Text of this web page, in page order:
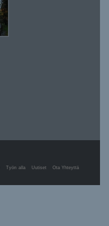
Työn alla Uuti­set Ota Yhteyttä